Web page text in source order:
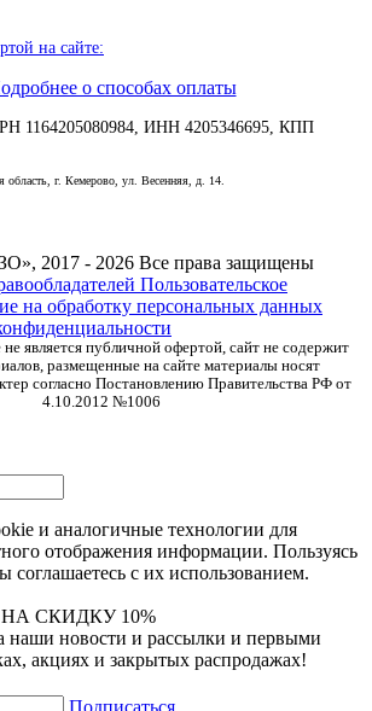
на сайте:
1164205080984, ИНН 4205346695, КПП
г. Кемерово, ул. Весенняя, д. 14.
2017 - 2026 Все права защищены
Пользовательское
на обработку персональных данных
является публичной офертой, сайт не содержит
размещенные на сайте материалы носят
согласно Постановлению Правительства РФ от
4.10.2012 №1006
и аналогичные технологии для
отображения информации. Пользуясь
с их использованием.
СКИДКУ 10%
наши новости и рассылки и первыми
акциях и закрытых распродажах!
Подписаться